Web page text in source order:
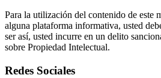
Para la utilización del contenido de este
alguna plataforma informativa, usted
ser así, usted incurre en un delito
sobre Propiedad Intelectual.
Redes Sociales